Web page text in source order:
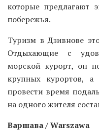
которые предлагают
побережья.
Туризм в Дзивнове
Отдыхающие с
морской курорт, он
крупных курортов,
провести время
на одного жителя
Варшава / Warszawa